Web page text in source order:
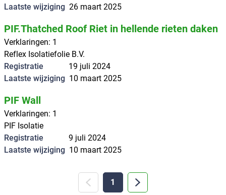
Laatste wijziging 26 maart 2025
PIF.Thatched Roof Riet in hellende rieten daken
Verklaringen: 1
Reflex Isolatiefolie B.V.
Registratie
19 juli 2024
Laatste wijziging 10 maart 2025
PIF Wall
Verklaringen: 1
PIF Isolatie
Registratie
9 juli 2024
Laatste wijziging 10 maart 2025
1